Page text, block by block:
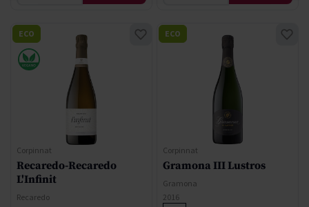
Corpinnat
Recaredo-Recaredo
L'Infinit
Recaredo
ECO
Corpinnat
Gramona III Lustros
Gramona
2016
ECO